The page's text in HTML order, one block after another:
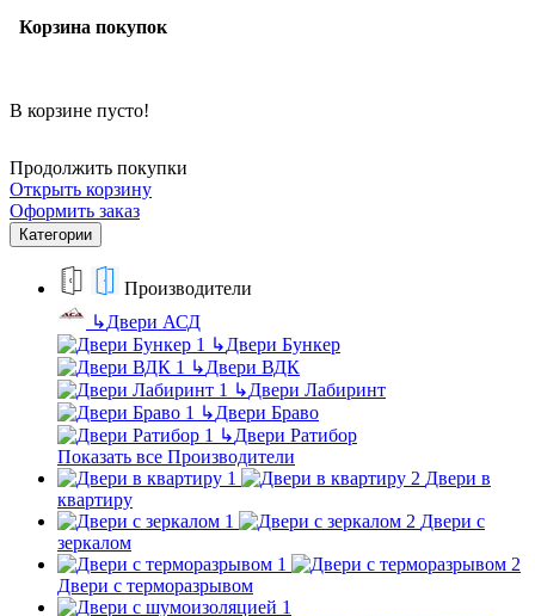
Корзина покупок
В корзине пусто!
Продолжить покупки
Открыть корзину
Оформить заказ
Категории
Производители
↳Двери АСД
↳Двери Бункер
↳Двери ВДК
↳Двери Лабиринт
↳Двери Браво
↳Двери Ратибор
Показать все Производители
Двери в
квартиру
Двери с
зеркалом
Двери с терморазрывом